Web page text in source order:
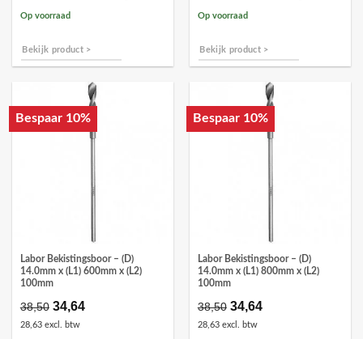
Op voorraad
Bekijk product >
Op voorraad
Bekijk product >
Bespaar 10%
Labor Bekistingsboor – (D)
14.0mm x (L1) 600mm x (L2)
100mm
38,50 Oorspronkelijke
prijs
was:
34,64Huidige
28,63 excl. btw
Bespaar 10%
Labor Bekistingsboor – (D)
14.0mm x (L1) 800mm x (L2)
100mm
38,50 Oorspronkelijke
prijs
was:
34,64Huidige
28,63 excl. btw